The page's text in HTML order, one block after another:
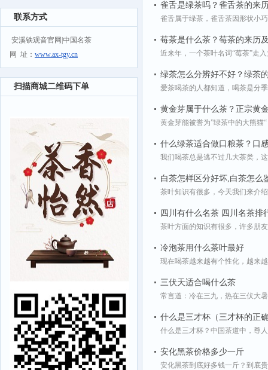
联系方式
安溪铁观音官网|中国名茶
网 址： www.ax-tgy.cn
扫描商城二维码下单
雀舌是绿茶吗？雀舌茶的来
雀舌属于绿茶，雀舌茶因形状小
莓茶是什么茶？莓茶的来历
近来年，一个茶叶名词“莓茶”走
绿茶怎么分辨好不好？绿茶
爱茶喝茶的人都知道，喝茶是分
黄金芽属于什么茶？正宗黄
黄金芽能被誉为”绿茶中的大熊猫
什么绿茶适合做口粮茶？口
我们喝茶总是逃不过几大茶类，
白茶怎样区分好坏,白茶怎么
茶叶知识有很多，今天我们来介
四川有什么名茶 四川名茶排
茶叶方面的知识有很多，许多朋
冷泡茶用什么茶叶最好
现在喝茶越来越有个性化，越来
三伏天适合喝什么茶
常言道：冷在三九，热在三伏大
什么是三才杯（三才杯的正
什么是三才杯？中国茶道中，尊
安化黑茶价格多少一斤
安化黑茶到底好多钱一斤？到底